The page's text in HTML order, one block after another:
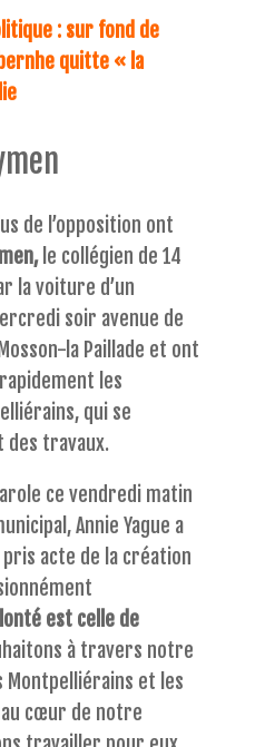
: sur fond de
quitte « la
de l’opposition ont
le collégien de 14
la voiture d’un
soir avenue de
la Paillade et ont
les
qui se
des travaux.
ce vendredi matin
Annie Yague a
pris acte de la création
est celle de
à travers notre
et les
cœur de notre